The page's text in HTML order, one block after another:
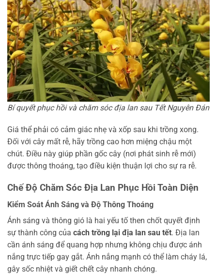
Bí quyết phục hồi và chăm sóc địa lan sau Tết Nguyên Đán
Giá thể phải có cảm giác nhẹ và xốp sau khi trồng xong.
Đối với cây mất rễ, hãy trồng cao hơn miệng chậu một
chút. Điều này giúp phần gốc cây (nơi phát sinh rễ mới)
được thông thoáng, tạo điều kiện thuận lợi cho sự ra rễ.
Chế Độ Chăm Sóc Địa Lan Phục Hồi Toàn Diện
Kiểm Soát Ánh Sáng và Độ Thông Thoáng
Ánh sáng và thông gió là hai yếu tố then chốt quyết định
sự thành công của cách trồng lại địa lan sau tết. Địa lan
cần ánh sáng để quang hợp nhưng không chịu được ánh
nắng trực tiếp gay gắt. Ánh nắng mạnh có thể làm cháy lá,
gây sốc nhiệt và giết chết cây nhanh chóng.